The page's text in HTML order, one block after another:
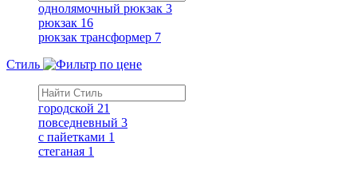
однолямочный рюкзак 3
рюкзак 16
рюкзак трансформер 7
Стиль
городской 21
повседневный 3
с пайетками 1
стеганая 1